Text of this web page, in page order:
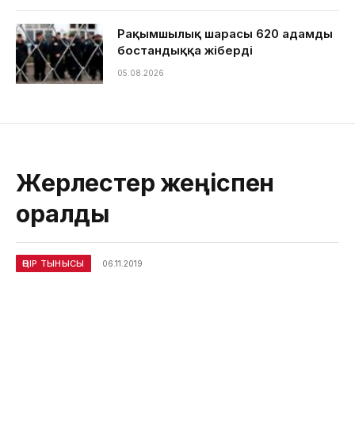
Рақымшылық шарасы 620 адамды
бостандыққа жіберді
05.08.2026
Жерлестер жеңіспен
оралды
ӨҢІР ТЫНЫСЫ 06.11.2019